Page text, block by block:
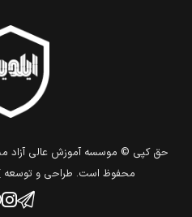
حق كپي © موسسه آموزش عالی آزاد
محفوظ است. طراحي و توسعه